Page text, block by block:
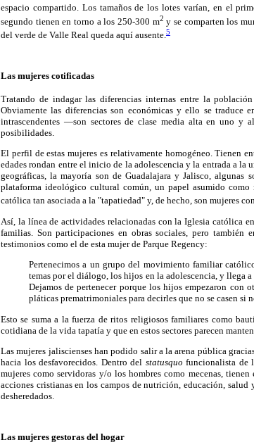
espacio compartido. Los tamaños de los lotes varían, en el
segundo tienen en torno a los 250-300 m2 y se comparten los
del verde de Valle Real queda aquí ausente. 5
Las mujeres cotificadas
Tratando de indagar las diferencias internas entre la
Obviamente las diferencias son económicas y ello se traduce
intrascendentes —son sectores de clase media alta en uno y
posibilidades.
El perfil de estas mujeres es relativamente homogéneo. Tienen
edades rondan entre el inicio de la adolescencia y la entrada a
geográficas, la mayoría son de Guadalajara y Jalisco, algunas
plataforma ideológico cultural común, un papel asumido
católica tan asociada a la "tapatiedad" y, de hecho, son mujeres
Así, la línea de actividades relacionadas con la Iglesia católica
familias. Son participaciones en obras sociales, pero también
testimonios como el de esta mujer de Parque Regency:
Pertenecimos a un grupo del movimiento familiar
temas por el diálogo, los hijos en la adolescencia, y llega
Dejamos de pertenecer porque los hijos empezaron con
pláticas prematrimoniales para decirles que no se casen si
Esto se suma a la fuerza de ritos religiosos familiares como
cotidiana de la vida tapatía y que en estos sectores parecen
Las mujeres jaliscienses han podido salir a la arena pública
hacia los desfavorecidos. Dentro del statusquo funcionalista de
mujeres como servidoras y/o los hombres como mecenas,
acciones cristianas en los campos de nutrición, educación,
desheredados.
Las mujeres gestoras del hogar